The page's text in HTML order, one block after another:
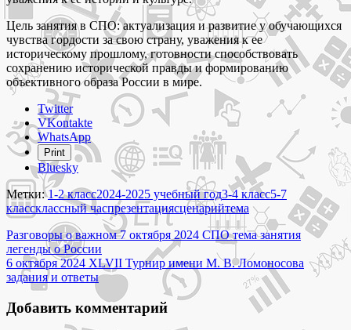
Цель занятия в СПО: актуализация и развитие у обучающихся
чувства гордости за свою страну, уважения к ее
историческому прошлому, готовности способствовать
сохранению исторической правды и формированию
объективного образа России в мире.
Share
the
post
"7
октября
2024
разговоры
о
важном
тема
классного
часа
легенды
России"
Twitter
VKontakte
WhatsApp
Print
Bluesky
Метки:1-2 класс2024-2025 учебный год3-4 класс5-7
классклассный часпрезентациясценарийтема
Навигация
по
записям
Разговоры о важном 7 октября 2024 СПО тема занятия
легенды о России
6 октября 2024 XLVII Турнир имени М. В. Ломоносова
задания и ответы
Добавить комментарий